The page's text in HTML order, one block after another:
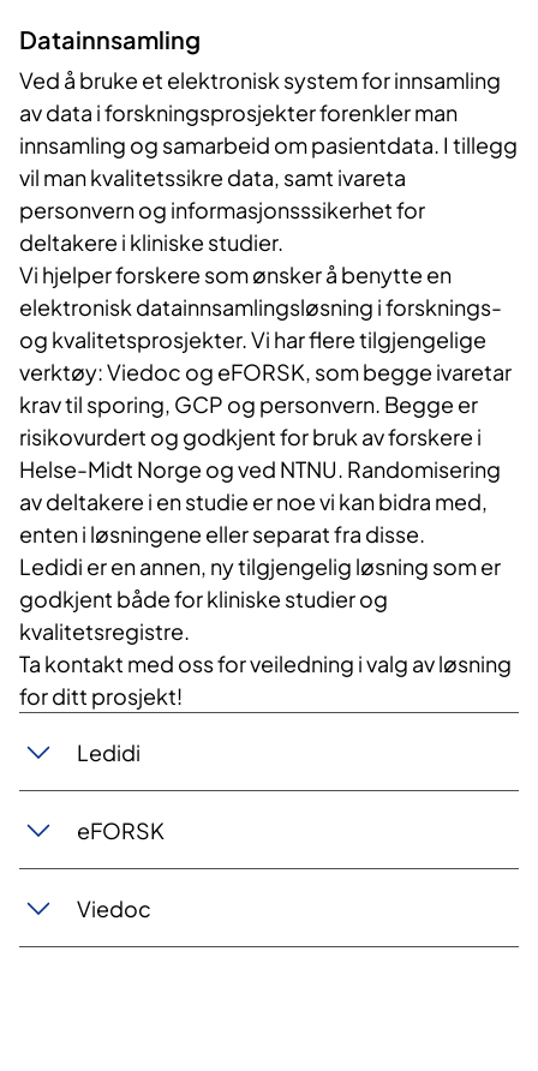
Datainnsamling
Ved å bruke et elektronisk system for innsamling
av data i forskningsprosjekter forenkler man
innsamling og samarbeid om pasientdata. I tillegg
vil man kvalitetssikre data, samt ivareta
personvern og informasjonsssikerhet for
deltakere i kliniske studier.
Vi hjelper forskere som ønsker å benytte en
elektronisk datainnsamlingsløsning i forsknings-
og kvalitetsprosjekter. Vi har flere tilgjengelige
verktøy:Viedoc og eFORSK, som begge ivaretar
krav til sporing, GCP og personvern. Begge er
risikovurdert og godkjent for bruk av forskere i
Helse-Midt Norge og ved NTNU. Randomisering
av deltakere i en studie er noe vi kan bidra med,
enten i løsningene eller separat fra disse.
Ledidi er en annen, ny tilgjengelig løsning som er
godkjent både for kliniske studier og
kvalitetsregistre.
Ta kontakt med oss for veiledning i valg av løsning
for ditt prosjekt!
Ledidi
eFORSK
Viedoc